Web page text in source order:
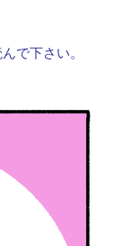
さい。